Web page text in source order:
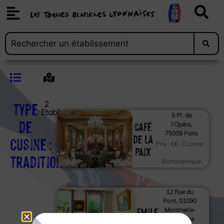
Type
de
cusine :
Traditionnelle
2
Etablissements
Café
de la
Paix
5 Pl. de
l’Opéra,
75009 Paris
Prix : €€– Cuisine :
Bistronomique
Emile
12 Rue du
Pont, 01090
Montmerle-
sur-Saône